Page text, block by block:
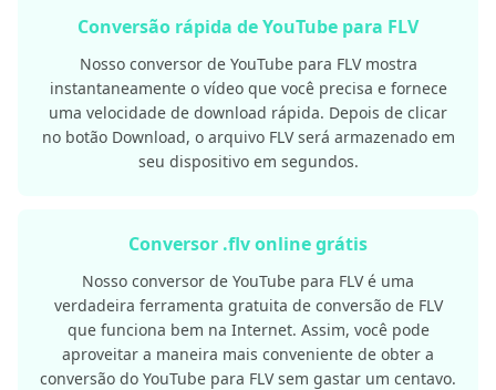
Conversão rápida de YouTube para FLV
Nosso conversor de YouTube para FLV mostra
instantaneamente o vídeo que você precisa e fornece
uma velocidade de download rápida. Depois de clicar
no botão Download, o arquivo FLV será armazenado em
seu dispositivo em segundos.
Conversor .flv online grátis
Nosso conversor de YouTube para FLV é uma
verdadeira ferramenta gratuita de conversão de FLV
que funciona bem na Internet. Assim, você pode
aproveitar a maneira mais conveniente de obter a
conversão do YouTube para FLV sem gastar um centavo.